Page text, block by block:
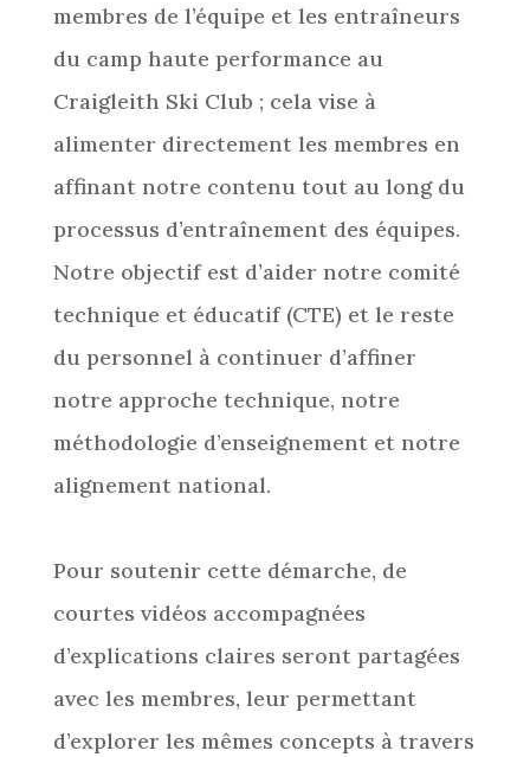
membres de l’équipe et les entraîneurs
du camp haute performance au
Craigleith Ski Club ; cela vise à
alimenter directement les membres en
affinant notre contenu tout au long du
processus d’entraînement des équipes.
Notre objectif est d’aider notre comité
technique et éducatif (CTE) et le reste
du personnel à continuer d’affiner
notre approche technique, notre
méthodologie d’enseignement et notre
alignement national.
Pour soutenir cette démarche, de
courtes vidéos accompagnées
d’explications claires seront partagées
avec les membres, leur permettant
d’explorer les mêmes concepts à travers